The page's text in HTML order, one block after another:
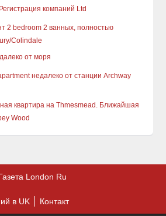
компаний Ltd
2 bedroom 2 ванных, полностью
Colindale
от моря
недалеко от станции Archway
квартира на Thmesmead. Ближайшая
Wood
London Ru
в UK Контакт